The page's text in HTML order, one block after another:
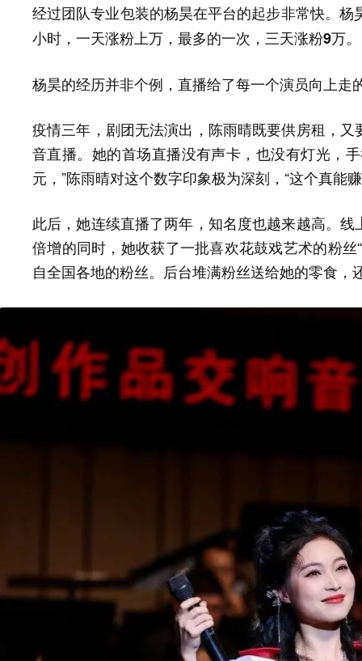
经过团队专业包装的杨昊在平台的起步非常快。 杨
小时，一天涨粉上万，最多的一次，三天涨粉9万。
杨昊的经历并非个例，直播给了每一个演员向上走
疫情三年，剧团无法演出，陈雨晴既要供房租，
音直播。她的首场直播没有声卡，也没有灯光，
元，”陈雨晴对这个数字印象极为深刻，“这个真能
此后，她连续直播了两年，知名度也越来越高。
倍增的同时，她收获了一批喜欢花鼓戏艺术的粉
自全国各地的粉丝。后台堆满粉丝送给她的零食，